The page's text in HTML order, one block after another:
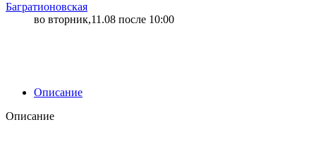
Багратионовская
во вторник,11.08 после 10:00
Описание
Описание